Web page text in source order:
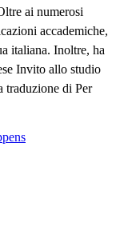
ai numerosi
accademiche,
italiana. Inoltre, ha
Invito allo studio
traduzione di Per